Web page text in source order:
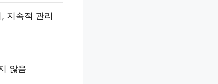
지속적 관리
않음